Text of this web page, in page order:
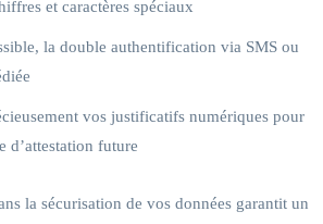
et caractères spéciaux
la double authentification via SMS ou
vos justificatifs numériques pour
d’attestation future
la sécurisation de vos données garantit un